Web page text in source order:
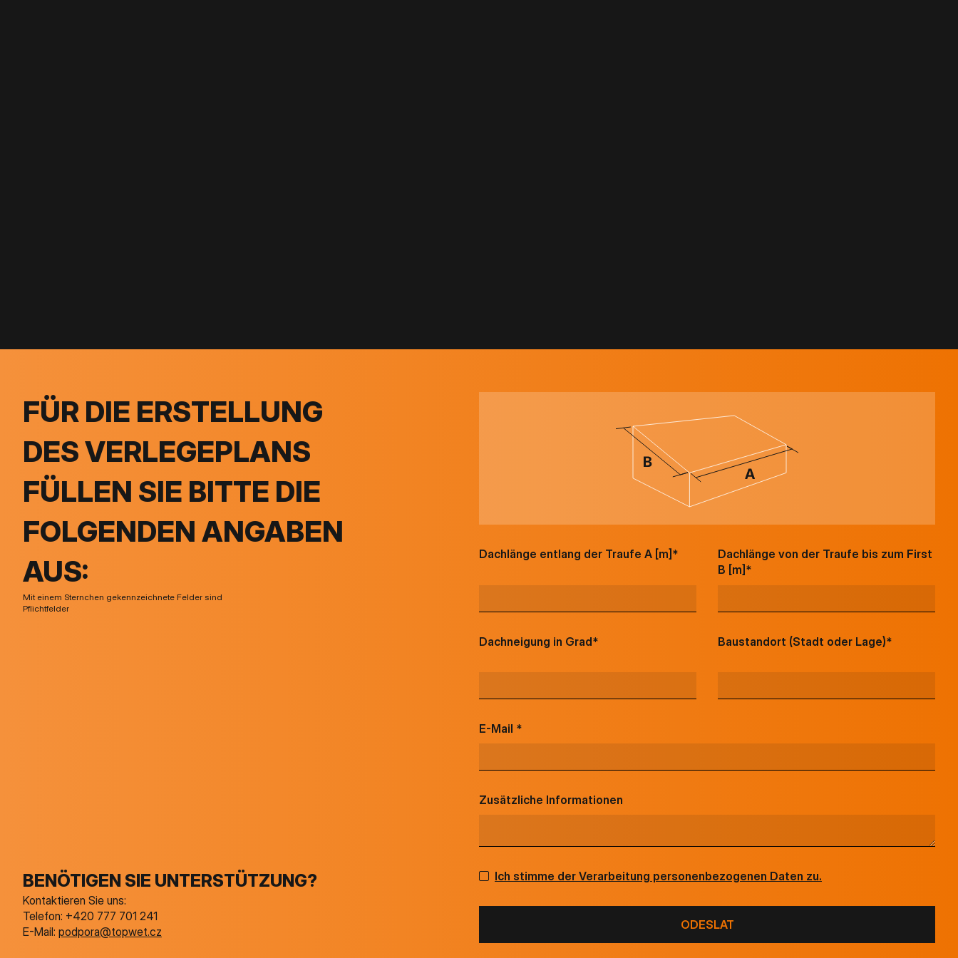
FÜR DIE ERSTELLUNG
DES VERLEGEPLANS
FÜLLEN SIE BITTE DIE
FOLGENDEN ANGABEN
AUS:
Mit einem Sternchen gekennzeichnete Felder sind
Pflichtfelder
BENÖTIGEN SIE UNTERSTÜTZUNG?
Kontaktieren Sie uns:
Telefon: +420 777 701 241
E-Mail: podpora@topwet.cz
Dachlänge entlang der Traufe A [m]*
Dachlänge von der Traufe bis zum First
B [m]*
Dachneigung in Grad* Baustandort (Stadt oder Lage)*
E-Mail *
Zusätzliche Informationen
Ich stimme der Verarbeitung personenbezogenen Daten zu.